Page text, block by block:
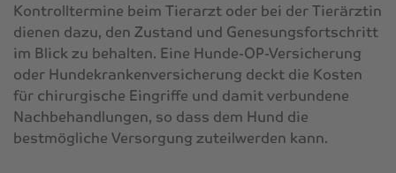
Kontrolltermine beim Tierarzt oder bei der Tierärztin
dienen dazu, den Zustand und Genesungsfortschritt
im Blick zu behalten. Eine Hunde-OP-Versicherung
oder Hundekrankenversicherung deckt die Kosten
für chirurgische Eingriffe und damit verbundene
Nachbehandlungen, so dass dem Hund die
bestmögliche Versorgung zuteilwerden kann.